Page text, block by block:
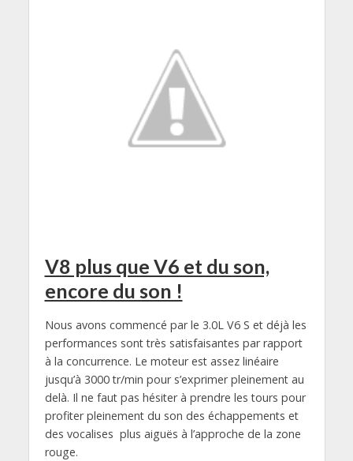
V8 plus que V6 et du son,
encore du son !
Nous avons commencé par le 3.0L V6 S et déjà les
performances sont très satisfaisantes par rapport
à la concurrence. Le moteur est assez linéaire
jusqu’à 3000 tr/min pour s’exprimer pleinement au
delà. Il ne faut pas hésiter à prendre les tours pour
profiter pleinement du son des échappements et
des vocalises plus aiguës à l’approche de la zone
rouge.